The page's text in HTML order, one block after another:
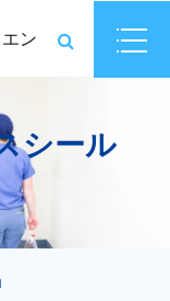
エン
シール